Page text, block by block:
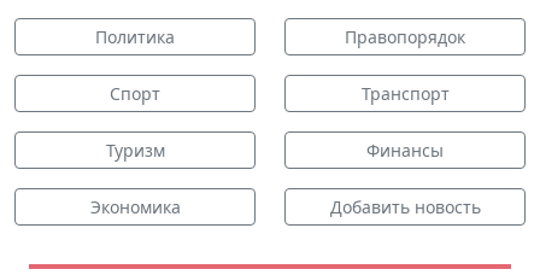
Политика Правопорядок
Спорт Транспорт
Туризм Финансы
Экономика Добавить новость